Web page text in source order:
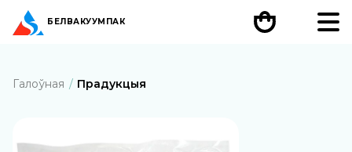
БЕЛВАКУУМПАК
Галоўная Прадукцыя